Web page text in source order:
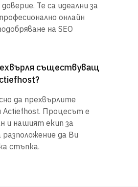
Те са идеални за
онлайн
на SEO
съществуващ
да прехвърлите
Actiefhost. Процесът е
и нашият екип за
да Ви
стъпка.